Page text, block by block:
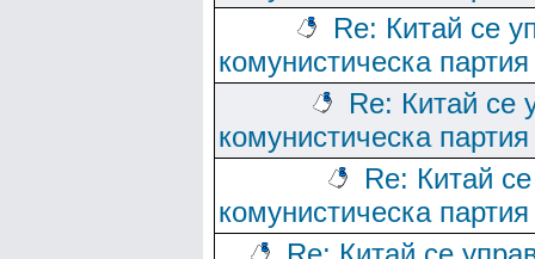
Re: Китай се
комунистическа партия
Re: Китай се
комунистическа партия
Re: Китай
комунистическа партия